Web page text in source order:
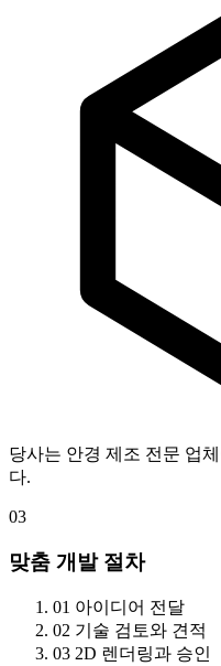
당사는 안경 제조 전문 업
다.
03
맞춤 개발 절차
01 아이디어 전달
02 기술 검토와 견적
03 2D 렌더링과 승인